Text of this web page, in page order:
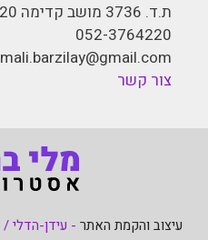
ת.ד. 3736 מושב קדימה 60920
052-3764220
mali.barzilay@gmail.com
צור קשר
עיצוב והקמת האתר